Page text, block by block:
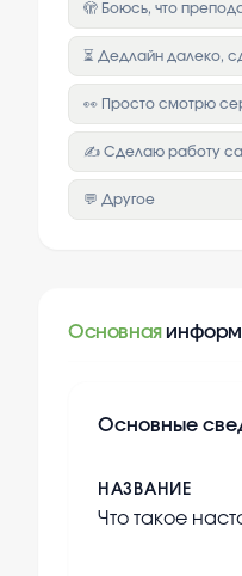
🫣 Боюсь, что
⏳ Дедлайн далеко,
👀 Просто смотрю
✍️ Сделаю работу
💬 Другое
Основная
Основные
НАЗВАНИЕ
Что такое